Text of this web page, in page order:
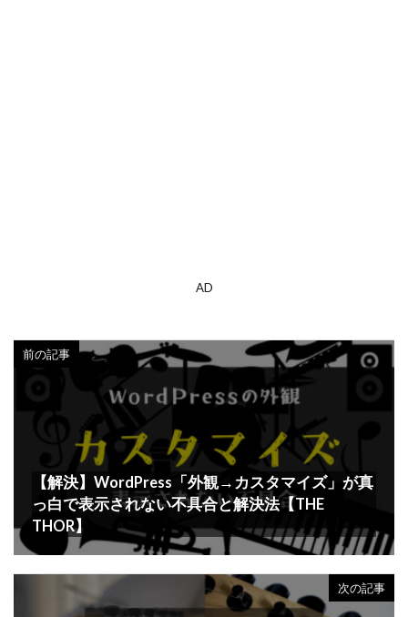
AD
前の記事
【解決】WordPress「外観→カスタマイズ」が真
っ白で表示されない不具合と解決法【THE
THOR】
次の記事